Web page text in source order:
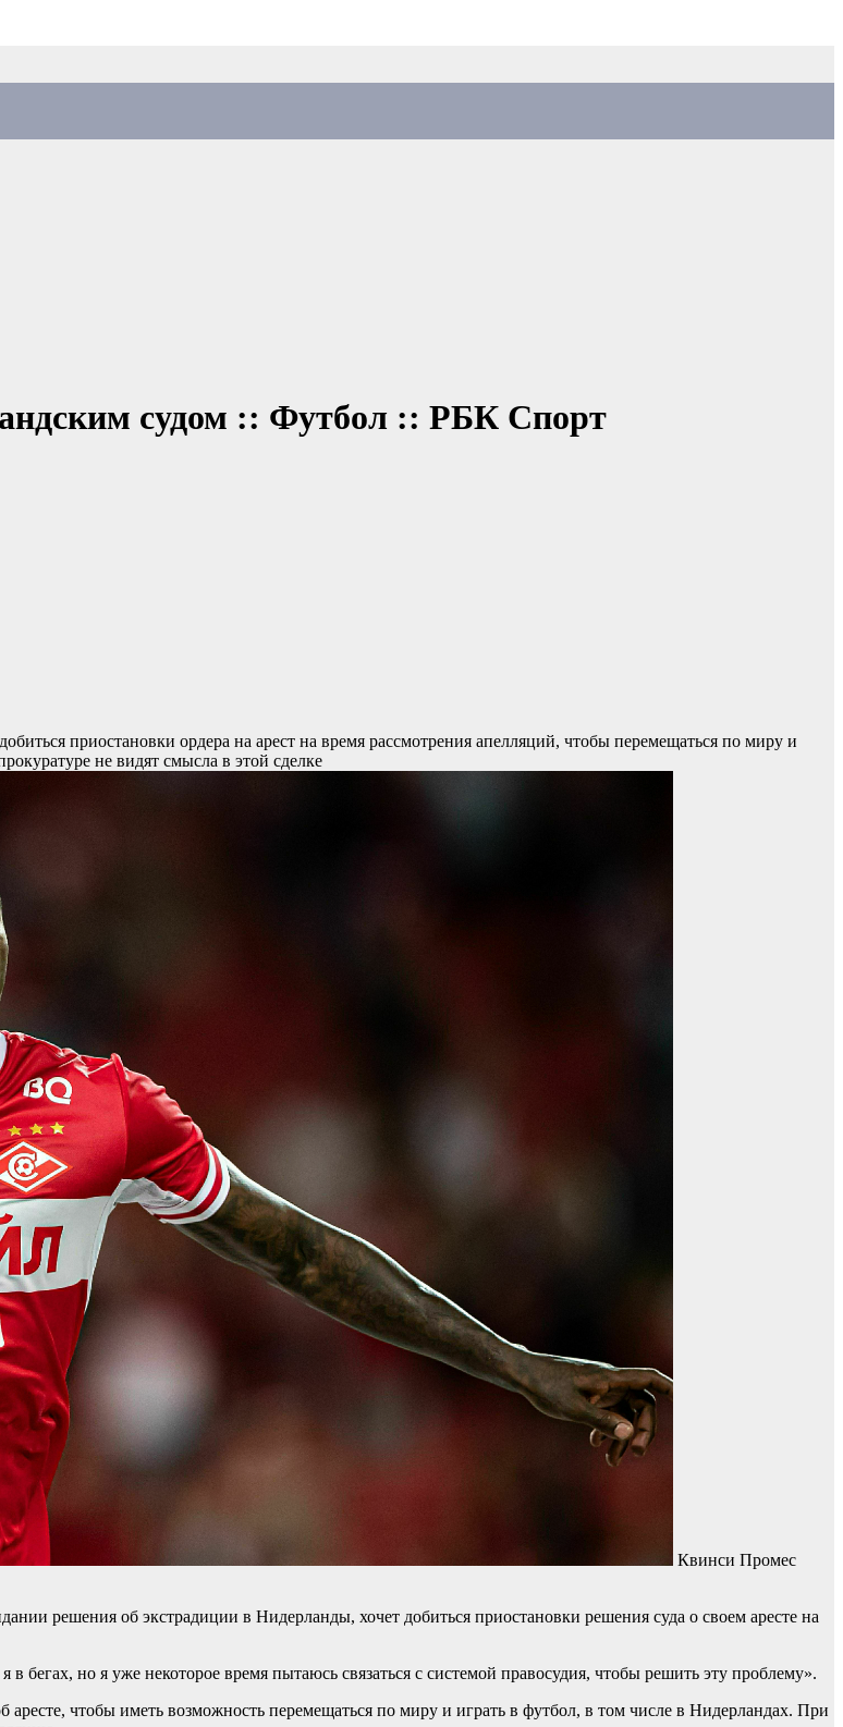
судом :: Футбол :: РБК Спорт
приостановки ордера на арест на время рассмотрения апелляций, чтобы перемещаться по миру и
не видят смысла в этой сделке
Квинси Промес
решения об экстрадиции в Нидерланды, хочет добиться приостановки решения суда о своем аресте на
бегах, но я уже некоторое время пытаюсь связаться с системой правосудия, чтобы решить эту проблему».
чтобы иметь возможность перемещаться по миру и играть в футбол, в том числе в Нидерландах. При